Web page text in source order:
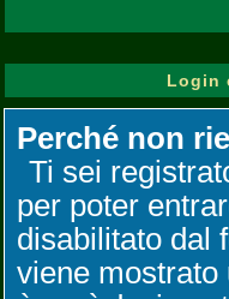
Login
Perché non
Ti sei
per poter
disabilitato dal
viene mostrato